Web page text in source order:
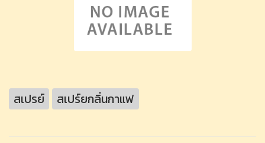
สเปรย์ สเปร์ยกลิ่นกาแฟ